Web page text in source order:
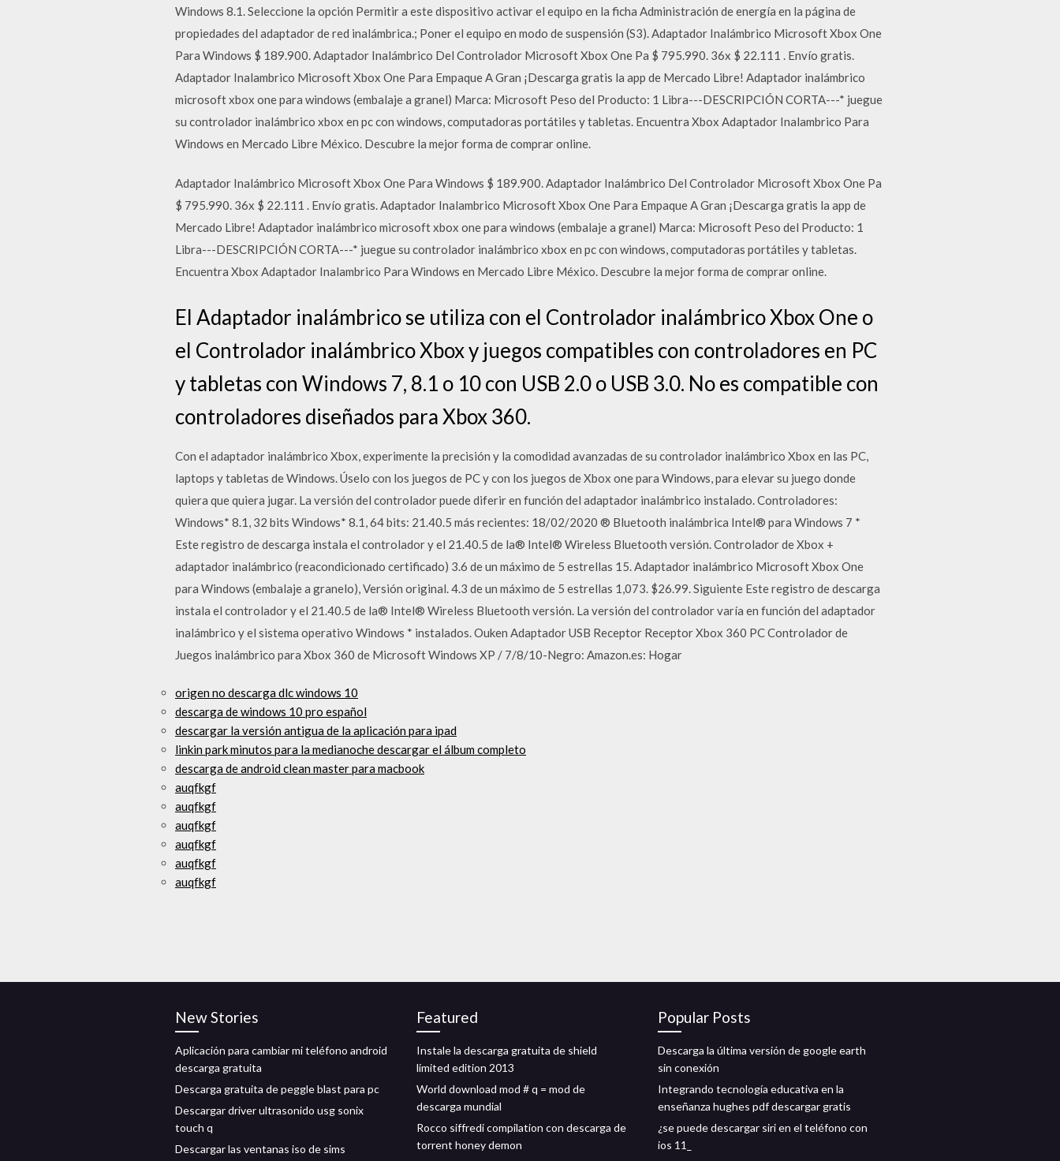
Windows 8.1. Seleccione la opción Permitir a este dispositivo activar el equipo en la ficha Administración de energía en la página de
propiedades del adaptador de red inalámbrica.; Poner el equipo en modo de suspensión (S3). Adaptador Inalámbrico Microsoft Xbox One
Para Windows $ 189.900. Adaptador Inalámbrico Del Controlador Microsoft Xbox One Pa $ 795.990. 36x $ 22.111 . Envío gratis.
Adaptador Inalambrico Microsoft Xbox One Para Empaque A Gran ¡Descarga gratis la app de Mercado Libre! Adaptador inalámbrico
microsoft xbox one para windows (embalaje a granel) Marca: Microsoft Peso del Producto: 1 Libra---DESCRIPCIÓN CORTA---* juegue
su controlador inalámbrico xbox en pc con windows, computadoras portátiles y tabletas. Encuentra Xbox Adaptador Inalambrico Para
Windows en Mercado Libre México. Descubre la mejor forma de comprar online.
Adaptador Inalámbrico Microsoft Xbox One Para Windows $ 189.900. Adaptador Inalámbrico Del Controlador Microsoft Xbox One Pa
$ 795.990. 36x $ 22.111 . Envío gratis. Adaptador Inalambrico Microsoft Xbox One Para Empaque A Gran ¡Descarga gratis la app de
Mercado Libre! Adaptador inalámbrico microsoft xbox one para windows (embalaje a granel) Marca: Microsoft Peso del Producto: 1
Libra---DESCRIPCIÓN CORTA---* juegue su controlador inalámbrico xbox en pc con windows, computadoras portátiles y tabletas.
Encuentra Xbox Adaptador Inalambrico Para Windows en Mercado Libre México. Descubre la mejor forma de comprar online.
El Adaptador inalámbrico se utiliza con el Controlador inalámbrico Xbox One o
el Controlador inalámbrico Xbox y juegos compatibles con controladores en PC
y tabletas con Windows 7, 8.1 o 10 con USB 2.0 o USB 3.0. No es compatible con
controladores diseñados para Xbox 360.
Con el adaptador inalámbrico Xbox, experimente la precisión y la comodidad avanzadas de su controlador inalámbrico Xbox en las PC,
laptops y tabletas de Windows. Úselo con los juegos de PC y con los juegos de Xbox one para Windows, para elevar su juego donde
quiera que quiera jugar. La versión del controlador puede diferir en función del adaptador inalámbrico instalado. Controladores:
Windows* 8.1, 32 bits Windows* 8.1, 64 bits: 21.40.5 más recientes: 18/02/2020 ® Bluetooth inalámbrica Intel® para Windows 7 *
Este registro de descarga instala el controlador y el 21.40.5 de la® Intel® Wireless Bluetooth versión. Controlador de Xbox +
adaptador inalámbrico (reacondicionado certificado) 3.6 de un máximo de 5 estrellas 15. Adaptador inalámbrico Microsoft Xbox One
para Windows (embalaje a granelo), Versión original. 4.3 de un máximo de 5 estrellas 1,073. $26.99. Siguiente Este registro de descarga
instala el controlador y el 21.40.5 de la® Intel® Wireless Bluetooth versión. La versión del controlador varía en función del adaptador
inalámbrico y el sistema operativo Windows * instalados. Ouken Adaptador USB Receptor Receptor Xbox 360 PC Controlador de
Juegos inalámbrico para Xbox 360 de Microsoft Windows XP / 7/8/10-Negro: Amazon.es: Hogar
origen no descarga dlc windows 10
descarga de windows 10 pro español
descargar la versión antigua de la aplicación para ipad
linkin park minutos para la medianoche descargar el álbum completo
descarga de android clean master para macbook
auqfkgf
auqfkgf
auqfkgf
auqfkgf
auqfkgf
auqfkgf
New Stories
Aplicación para cambiar mi teléfono android
descarga gratuita
Descarga gratuita de peggle blast para pc
Descargar driver ultrasonido usg sonix
touch q
Descargar las ventanas iso de sims
Featured
Instale la descarga gratuita de shield
limited edition 2013
World download mod # q = mod de
descarga mundial
Rocco siffredi compilation con descarga de
torrent honey demon
Popular Posts
Descarga la última versión de google earth
sin conexión
Integrando tecnología educativa en la
enseñanza hughes pdf descargar gratis
¿se puede descargar siri en el teléfono con
ios 11_